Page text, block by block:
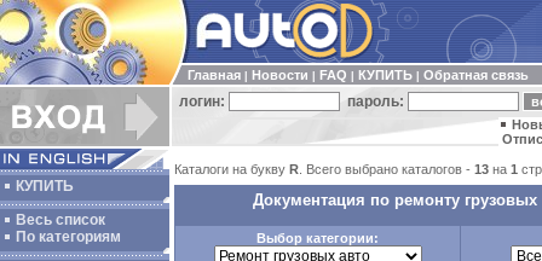
Главная Новости FAQ КУПИТЬ Обратная связь
логин: пароль:
КУПИТЬ
Весь список
По категориям
Каталоги на букву R . Всего выбрано каталогов - 13 на 1
Документация по ремонту
Выбор категории: